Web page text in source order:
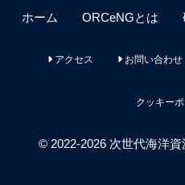
ホーム ORCeNGとは
アクセス お問い合わせ
クッキー
© 2022-2026 次世代海洋